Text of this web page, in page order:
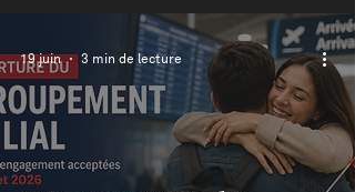
19 juin 3 min de lecture